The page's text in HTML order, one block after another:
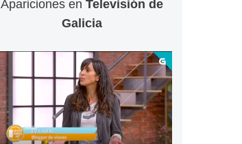
Apariciones enTelevisión de
Galicia